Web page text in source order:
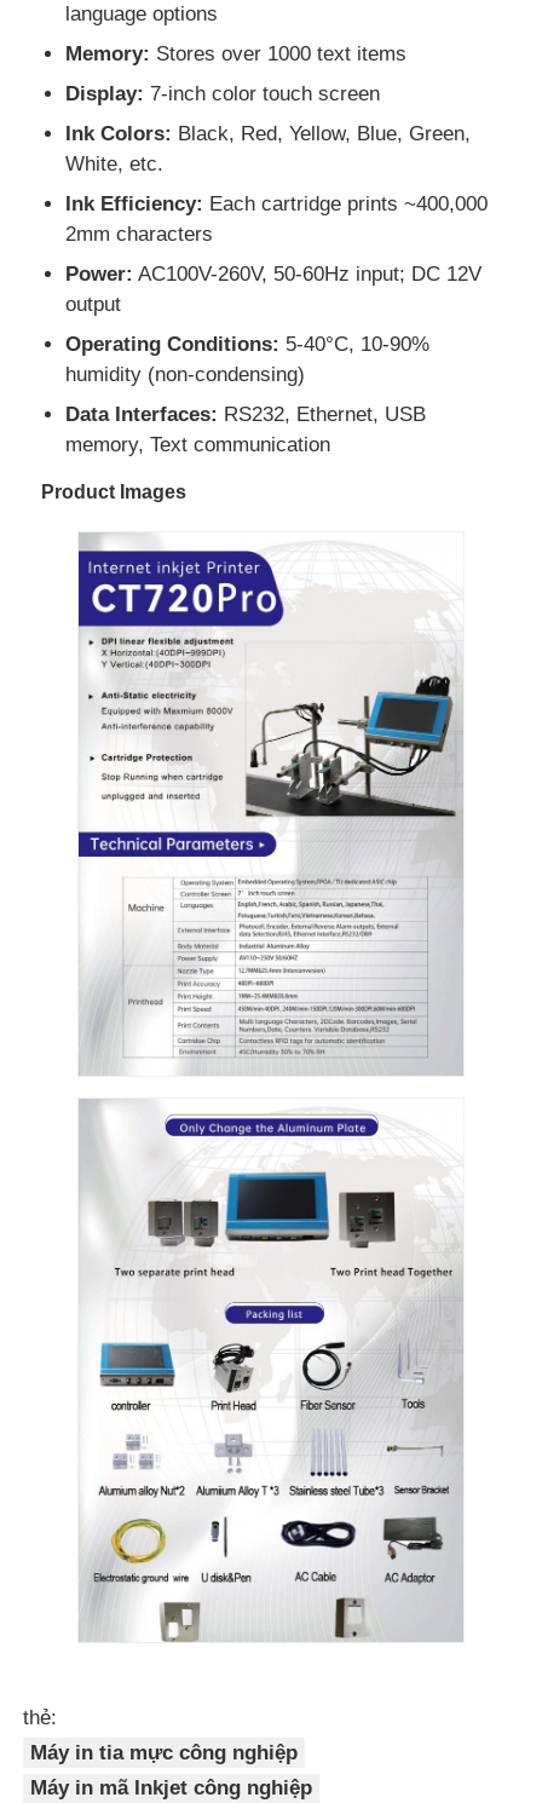
language options
Memory: Stores over 1000 text items
Display: 7-inch color touch screen
Ink Colors: Black, Red, Yellow, Blue, Green,
White, etc.
Ink Efficiency: Each cartridge prints ~400,000
2mm characters
Power: AC100V-260V, 50-60Hz input; DC 12V
output
Operating Conditions: 5-40°C, 10-90%
humidity (non-condensing)
Data Interfaces: RS232, Ethernet, USB
memory, Text communication
Product Images
thẻ:
Máy in tia mực công nghiệp
Máy in mã Inkjet công nghiệp